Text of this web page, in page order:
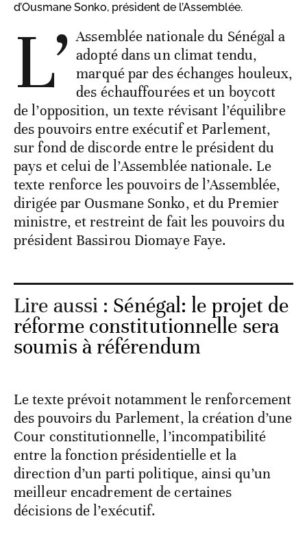
d’Ousmane Sonko, président de l’Assemblée.
L’ Assemblée nationale du Sénégal a
adopté dans un climat tendu,
marqué par des échanges houleux,
des échauffourées et un boycott
de l’opposition, un texte révisant l’équilibre
des pouvoirs entre exécutif et Parlement,
sur fond de discorde entre le président du
pays et celui de l’Assemblée nationale. Le
texte renforce les pouvoirs de l’Assemblée,
dirigée par Ousmane Sonko, et du Premier
ministre, et restreint de fait les pouvoirs du
président Bassirou Diomaye Faye.
Lire aussi : Sénégal: le projet de
réforme constitutionnelle sera
soumis à référendum
Le texte prévoit notamment le renforcement
des pouvoirs du Parlement, la création d’une
Cour constitutionnelle, l’incompatibilité
entre la fonction présidentielle et la
direction d’un parti politique, ainsi qu’un
meilleur encadrement de certaines
décisions de l’exécutif.